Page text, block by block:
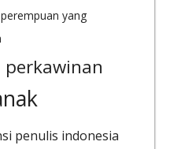
perempuan yang
perkawinan
penulis indonesia